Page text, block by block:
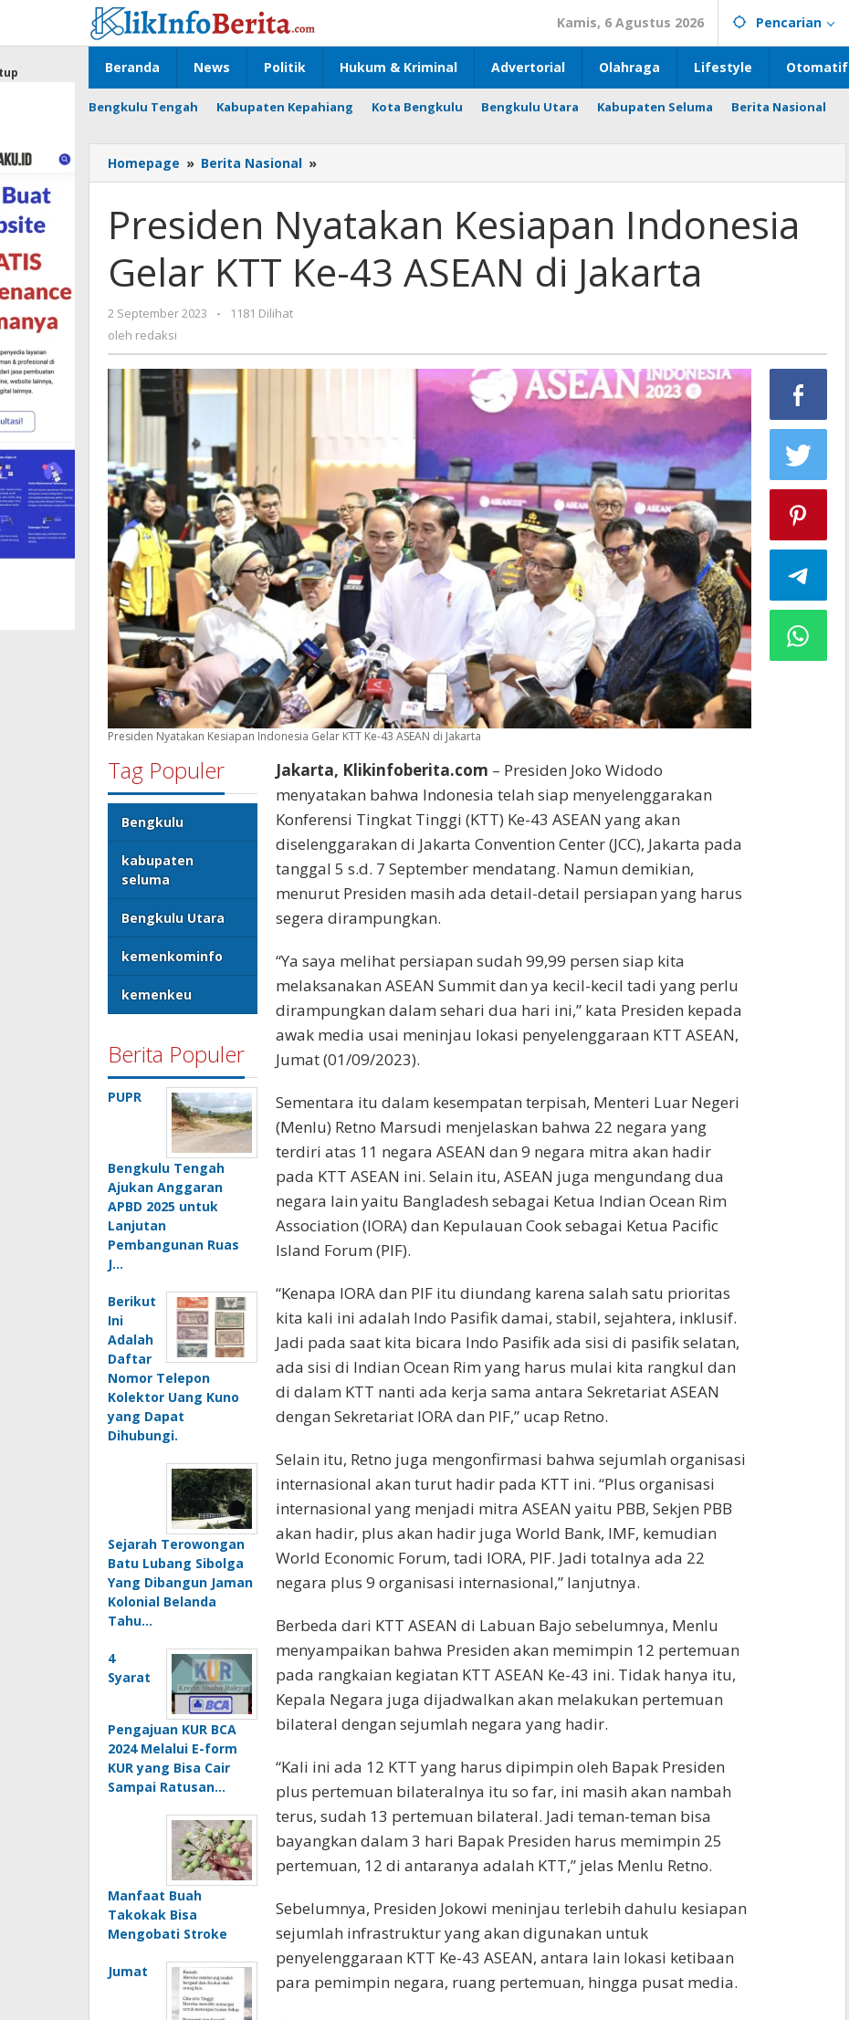
konten
Kamis, 6 Agustus 2026 Pencarian
Beranda News Politik Hukum & Kriminal Advertorial Olahraga Lifestyle Otomatif
Bengkulu Tengah Kabupaten Kepahiang Kota Bengkulu Bengkulu Utara Kabupaten Seluma Berita Nasional
Homepage » Berita Nasional »
Nyatakan
Indonesia
Gelar
Ke-
Jakarta
Presiden Nyatakan Kesiapan Indonesia
Gelar KTT Ke-43 ASEAN di Jakarta
2 September 2023
oleh
-
1181 Dilihat
oleh redaksi
Presiden Nyatakan Kesiapan Indonesia Gelar KTT Ke-43 ASEAN di Jakarta
Tag Populer
Bengkulu
kabupaten
seluma
Bengkulu Utara
kemenkominfo
kemenkeu
Berita Populer
PUPR
Bengkulu Tengah
Ajukan Anggaran
APBD 2025 untuk
Lanjutan
Pembangunan Ruas
J…
Berikut
Ini
Adalah
Daftar
Nomor Telepon
Kolektor Uang Kuno
yang Dapat
Dihubungi.
Sejarah Terowongan
Batu Lubang Sibolga
Yang Dibangun Jaman
Kolonial Belanda
Tahu…
4
Syarat
Pengajuan KUR BCA
2024 Melalui E-form
KUR yang Bisa Cair
Sampai Ratusan…
Manfaat Buah
Takokak Bisa
Mengobati Stroke
Jumat
Jakarta, Klikinfoberita.com – Presiden Joko Widodo
menyatakan bahwa Indonesia telah siap menyelenggarakan
Konferensi Tingkat Tinggi (KTT) Ke-43 ASEAN yang akan
diselenggarakan di Jakarta Convention Center (JCC), Jakarta pada
tanggal 5 s.d. 7 September mendatang. Namun demikian,
menurut Presiden masih ada detail-detail persiapan yang harus
segera dirampungkan.
“Ya saya melihat persiapan sudah 99,99 persen siap kita
melaksanakan ASEAN Summit dan ya kecil-kecil tadi yang perlu
dirampungkan dalam sehari dua hari ini,” kata Presiden kepada
awak media usai meninjau lokasi penyelenggaraan KTT ASEAN,
Jumat (01/09/2023).
Sementara itu dalam kesempatan terpisah, Menteri Luar Negeri
(Menlu) Retno Marsudi menjelaskan bahwa 22 negara yang
terdiri atas 11 negara ASEAN dan 9 negara mitra akan hadir
pada KTT ASEAN ini. Selain itu, ASEAN juga mengundang dua
negara lain yaitu Bangladesh sebagai Ketua Indian Ocean Rim
Association (IORA) dan Kepulauan Cook sebagai Ketua Pacific
Island Forum (PIF).
“Kenapa IORA dan PIF itu diundang karena salah satu prioritas
kita kali ini adalah Indo Pasifik damai, stabil, sejahtera, inklusif.
Jadi pada saat kita bicara Indo Pasifik ada sisi di pasifik selatan,
ada sisi di Indian Ocean Rim yang harus mulai kita rangkul dan
di dalam KTT nanti ada kerja sama antara Sekretariat ASEAN
dengan Sekretariat IORA dan PIF,” ucap Retno.
Selain itu, Retno juga mengonfirmasi bahwa sejumlah organisasi
internasional akan turut hadir pada KTT ini. “Plus organisasi
internasional yang menjadi mitra ASEAN yaitu PBB, Sekjen PBB
akan hadir, plus akan hadir juga World Bank, IMF, kemudian
World Economic Forum, tadi IORA, PIF. Jadi totalnya ada 22
negara plus 9 organisasi internasional,” lanjutnya.
Berbeda dari KTT ASEAN di Labuan Bajo sebelumnya, Menlu
menyampaikan bahwa Presiden akan memimpin 12 pertemuan
pada rangkaian kegiatan KTT ASEAN Ke-43 ini. Tidak hanya itu,
Kepala Negara juga dijadwalkan akan melakukan pertemuan
bilateral dengan sejumlah negara yang hadir.
“Kali ini ada 12 KTT yang harus dipimpin oleh Bapak Presiden
plus pertemuan bilateralnya itu so far, ini masih akan nambah
terus, sudah 13 pertemuan bilateral. Jadi teman-teman bisa
bayangkan dalam 3 hari Bapak Presiden harus memimpin 25
pertemuan, 12 di antaranya adalah KTT,” jelas Menlu Retno.
Sebelumnya, Presiden Jokowi meninjau terlebih dahulu kesiapan
sejumlah infrastruktur yang akan digunakan untuk
penyelenggaraan KTT Ke-43 ASEAN, antara lain lokasi ketibaan
para pemimpin negara, ruang pertemuan, hingga pusat media.